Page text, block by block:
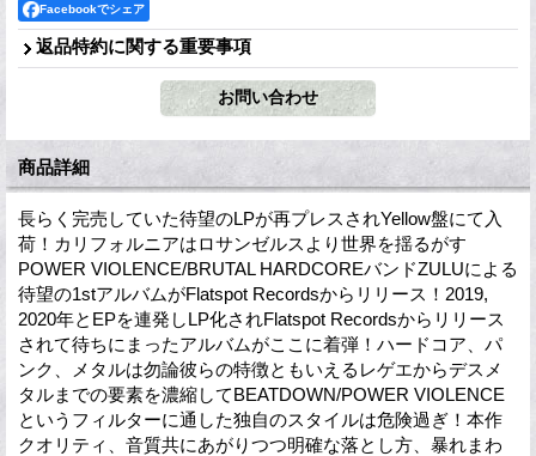
Facebookでシェア
返品特約に関する重要事項
商品詳細
長らく完売していた待望のLPが再プレスされYellow盤にて入
荷！カリフォルニアはロサンゼルスより世界を揺るがす
POWER VIOLENCE/BRUTAL HARDCOREバンドZULUによる
待望の1stアルバムがFlatspot Recordsからリリース！2019,
2020年とEPを連発しLP化されFlatspot Recordsからリリース
されて待ちにまったアルバムがここに着弾！ハードコア、パ
ンク、メタルは勿論彼らの特徴ともいえるレゲエからデスメ
タルまでの要素を濃縮してBEATDOWN/POWER VIOLENCE
というフィルターに通した独自のスタイルは危険過ぎ！本作
クオリティ、音質共にあがりつつ明確な落とし方、暴れまわ